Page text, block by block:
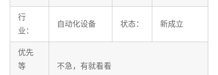
行
业：
自动化设备 状态： 新成立
优先
等
不急，有就看看